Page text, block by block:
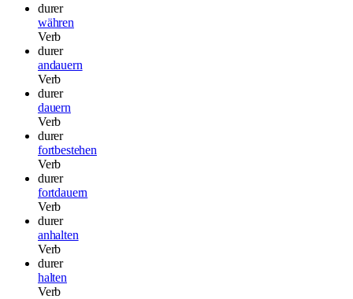
durer
währen
Verb
durer
andauern
Verb
durer
dauern
Verb
durer
fortbestehen
Verb
durer
fortdauern
Verb
durer
anhalten
Verb
durer
halten
Verb